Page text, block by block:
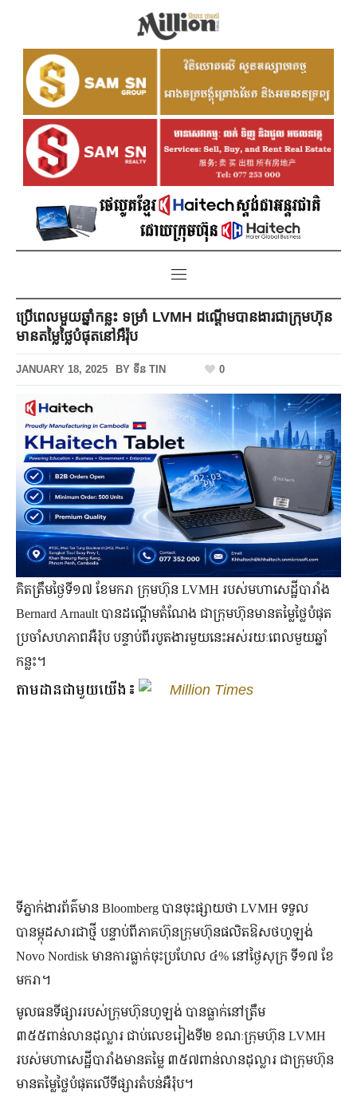
ប្រើពេលមួយឆ្នាំកន្លះ ទម្រាំ LVMH ដណ្ដើមបានងារជាក្រុមហ៊ុន
មានតម្លៃថ្លៃបំផុតនៅអឺរ៉ុប
JANUARY 18, 2025 BY ទីន TIN 0
គិតត្រឹមថ្ងៃទី១៧ ខែមករា ក្រុមហ៊ុន LVMH របស់មហាសេដ្ឋីបារាំង
Bernard Arnault បានដណ្ដើមតំណែង ជាក្រុមហ៊ុនមានតម្លៃថ្លៃបំផុត
ប្រចាំសហភាពអឺរ៉ុប បន្ទាប់ពីរបូតងារមួយនេះអស់រយៈពេលមួយឆ្នាំ
កន្លះ។
តាមដានជាមួយយើង៖ Million Times
ទីភ្នាក់ងារព័ត៌មាន Bloomberg បានចុះផ្សាយថា LVMH ទទួល
បានម្កុដសារជាថ្មី បន្ទាប់ពីភាគហ៊ុនក្រុមហ៊ុនផលិតឱសថហូឡង់
Novo Nordisk មានការធ្លាក់ចុះប្រហែល ៤% នៅថ្ងៃសុក្រ ទី១៧ ខែ
មករា។
មូលធនទីផ្សាររបស់ក្រុមហ៊ុនហូឡង់ បានធ្លាក់នៅត្រឹម
៣៥៥ពាន់លានដុល្លារ ជាប់លេខរៀងទី២ ខណៈក្រុមហ៊ុន LVMH
របស់មហាសេដ្ឋីបារាំងមានតម្លៃ ៣៥៧ពាន់លានដុល្លារ ជាក្រុមហ៊ុន
មានតម្លៃថ្លៃបំផុតលើទីផ្សារតំបន់អឺរ៉ុប។